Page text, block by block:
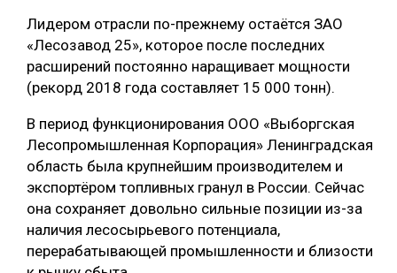
Лидером отрасли по-прежнему остаётся ЗАО
«Лесозавод 25», которое после последних
расширений постоянно наращивает мощности
(рекорд 2018 года составляет 15 000 тонн).
В период функционирования ООО «Выборгская
Лесопромышленная Корпорация» Ленинградская
область была крупнейшим производителем и
экспортёром топливных гранул в России. Сейчас
она сохраняет довольно сильные позиции из-за
наличия лесосырьевого потенциала,
перерабатывающей промышленности и близости